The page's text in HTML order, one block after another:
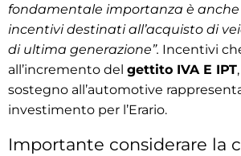
fondamentale importanza è
incentivi destinati all’acquisto di
di ultima generazione”. Incentivi
all’incremento del gettito IVA E IPT
sostegno all’automotive
investimento per l’Erario.
Importante considerare la